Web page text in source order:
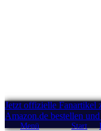
Jetzt offizielle
Amazon.de bestellen
Menü Start